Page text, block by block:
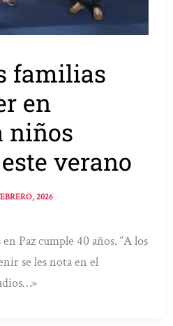
familias
en
niños
verano
2026
Paz cumple 40 años. “A los
se les nota en el